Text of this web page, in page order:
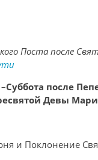
Поста после
Суббота после
Девы
и Поклонение